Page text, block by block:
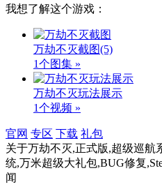
我想了解这个游戏：
万劫不灭截图(5)
1个图集 »
万劫不灭玩法展示
1个视频 »
官网 专区 下载 礼包
关于万劫不灭,正式版,超级巡航
统,万米超级大礼包,BUG修复
闻